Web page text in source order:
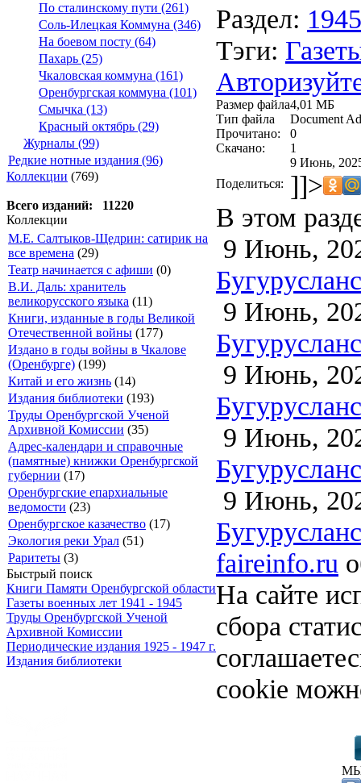
По сталинскому пути (261)
Соль-Илецкая Коммуна (346)
На боевом посту (64)
Пахарь (25)
Чкаловская коммуна (161)
Оренбургская коммуна (101)
Смычка (13)
Красный октябрь (29)
Журналы (99)
Редкие нотные издания (96)
Коллекции (769)
Всего изданий: 11220
Коллекции
М.Е. Салтыков-Щедрин: сатирик на
все времена (29)
Театр начинается с афиши (0)
В.И. Даль: хранитель
великорусского языка (11)
Книги, изданные в годы Великой
Отечественной войны (177)
Издано в годы войны в Чкалове
(Оренбурге) (199)
Китай и его жизнь (14)
Издания библиотеки (193)
Труды Оренбургской Ученой
Архивной Комиссии (35)
Адрес-календари и справочные
(памятные) книжки Оренбургской
губернии (17)
Оренбургские епархиальные
ведомости (23)
Оренбургское казачество (17)
Экология реки Урал (51)
Раритеты (3)
Быстрый поиск
Книги Памяти Оренбургской области
Газеты военных лет 1941 - 1945
Труды Оренбургской Ученой
Архивной Комиссии
Периодические издания 1925 - 1947 г.
Издания библиотеки
Раздел: 1945
Тэги:
Размер файла4,01 МБ
Тип файла
Document
Прочитано:
0
Скачано:
1
9 Июнь,
Поделиться: ]]>
В этом
9 Июнь,
9 Июнь,
9 Июнь,
9 Июнь,
9 Июнь,
faireinfo.ru
На сайте
сбора
cookie